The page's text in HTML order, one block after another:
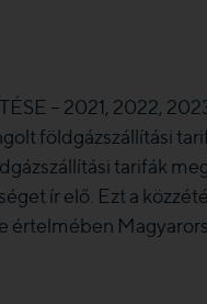
– 2021, 2022,
földgázszállítási
tarifák
ír elő. Ezt a